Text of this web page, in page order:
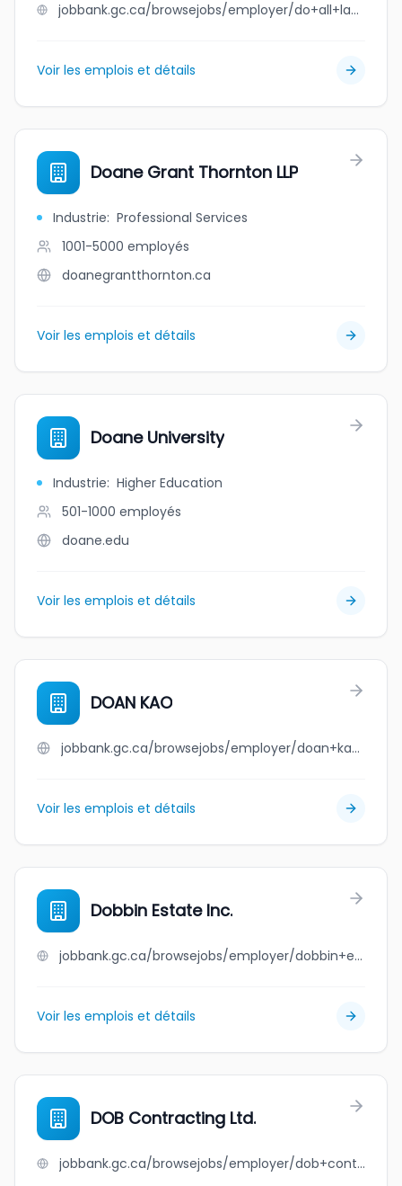
jobbank.gc.ca/browsejobs/employer/do+all+landscape+ltd./ca
Voir les emplois et détails
Doane Grant Thornton LLP
Industrie: Professional Services
1001-5000 employés
doanegrantthornton.ca
Voir les emplois et détails
Doane University
Industrie: Higher Education
501-1000 employés
doane.edu
Voir les emplois et détails
DOAN KAO
jobbank.gc.ca/browsejobs/employer/doan+kao/ca
Voir les emplois et détails
Dobbin Estate Inc.
jobbank.gc.ca/browsejobs/employer/dobbin+estate+inc./ca
Voir les emplois et détails
DOB Contracting Ltd.
jobbank.gc.ca/browsejobs/employer/dob+contracting+ltd./ca